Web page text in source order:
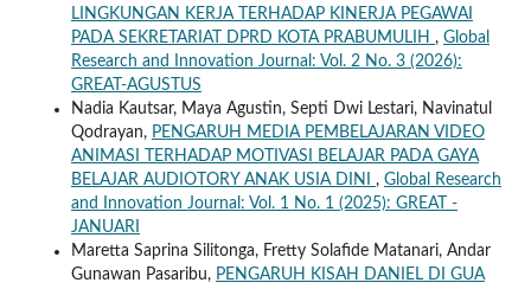
LINGKUNGAN KERJA TERHADAP KINERJA PEGAWAI
PADA SEKRETARIAT DPRD KOTA PRABUMULIH , Global
Research and Innovation Journal: Vol. 2 No. 3 (2026):
GREAT-AGUSTUS
Nadia Kautsar, Maya Agustin, Septi Dwi Lestari, Navinatul
Qodrayan, PENGARUH MEDIA PEMBELAJARAN VIDEO
ANIMASI TERHADAP MOTIVASI BELAJAR PADA GAYA
BELAJAR AUDIOTORY ANAK USIA DINI , Global Research
and Innovation Journal: Vol. 1 No. 1 (2025): GREAT -
JANUARI
Maretta Saprina Silitonga, Fretty Solafide Matanari, Andar
Gunawan Pasaribu, PENGARUH KISAH DANIEL DI GUA